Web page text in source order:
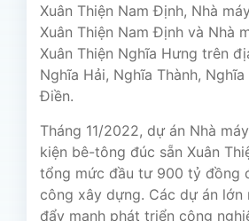
Xuân Thiện Nam Định, Nhà
Xuân Thiện Nam Định và Nhà
Xuân Thiện Nghĩa Hưng trên
Nghĩa Hải, Nghĩa Thành,
Điền.
Tháng 11/2022, dự án Nhà
kiện bê-tông đúc sẵn Xuân
tổng mức đầu tư 900 tỷ đồng
công xây dựng. Các dự án lớn
đẩy mạnh phát triển công